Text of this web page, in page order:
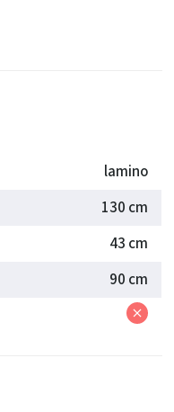
lamino
130 cm
43 cm
90 cm